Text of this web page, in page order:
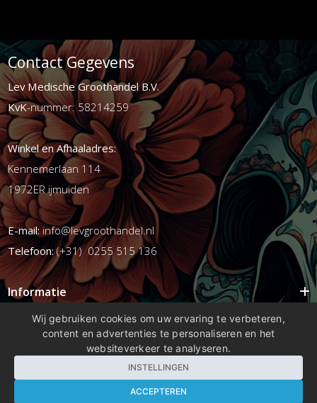
Contact Gegevens
Lev Medische Groothandel B.V.
KvK-nummer: 58214259
Winkel en Afhaaladres:
Kennemerlaan 114
1972ER ijmuiden
E-mail:info@levgroothandel.nl
Telefoon:(+31) 0255 515 136
Informatie
Mijn account
Wij gebruiken cookies om uw ervaring te verbeteren,
content en advertenties te personaliseren en het
websiteverkeer te analyseren.
INSTELLINGEN
ACCEPTEREN